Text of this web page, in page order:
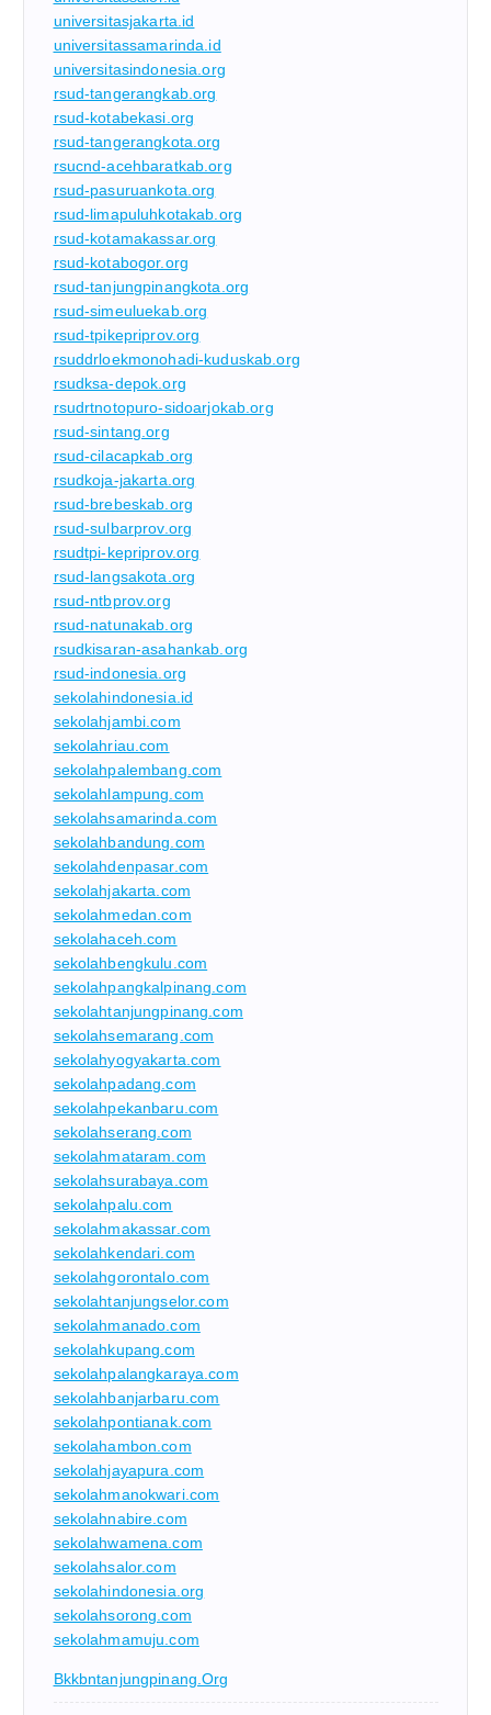
universitasjakarta.id
universitassamarinda.id
universitasindonesia.org
rsud-tangerangkab.org
rsud-kotabekasi.org
rsud-tangerangkota.org
rsucnd-acehbaratkab.org
rsud-pasuruankota.org
rsud-limapuluhkotakab.org
rsud-kotamakassar.org
rsud-kotabogor.org
rsud-tanjungpinangkota.org
rsud-simeuluekab.org
rsud-tpikepriprov.org
rsuddrloekmonohadi-kuduskab.org
rsudksa-depok.org
rsudrtnotopuro-sidoarjokab.org
rsud-sintang.org
rsud-cilacapkab.org
rsudkoja-jakarta.org
rsud-brebeskab.org
rsud-sulbarprov.org
rsudtpi-kepriprov.org
rsud-langsakota.org
rsud-ntbprov.org
rsud-natunakab.org
rsudkisaran-asahankab.org
rsud-indonesia.org
sekolahindonesia.id
sekolahjambi.com
sekolahriau.com
sekolahpalembang.com
sekolahlampung.com
sekolahsamarinda.com
sekolahbandung.com
sekolahdenpasar.com
sekolahjakarta.com
sekolahmedan.com
sekolahaceh.com
sekolahbengkulu.com
sekolahpangkalpinang.com
sekolahtanjungpinang.com
sekolahsemarang.com
sekolahyogyakarta.com
sekolahpadang.com
sekolahpekanbaru.com
sekolahserang.com
sekolahmataram.com
sekolahsurabaya.com
sekolahpalu.com
sekolahmakassar.com
sekolahkendari.com
sekolahgorontalo.com
sekolahtanjungselor.com
sekolahmanado.com
sekolahkupang.com
sekolahpalangkaraya.com
sekolahbanjarbaru.com
sekolahpontianak.com
sekolahambon.com
sekolahjayapura.com
sekolahmanokwari.com
sekolahnabire.com
sekolahwamena.com
sekolahsalor.com
sekolahindonesia.org
sekolahsorong.com
sekolahmamuju.com
Bkkbntanjungpinang.org